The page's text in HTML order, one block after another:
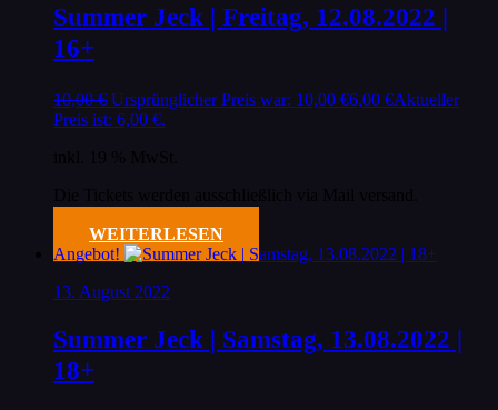
Summer Jeck | Freitag, 12.08.2022 |
16+
10,00€ Ursprünglicher Preis war: 10,00 €6,00 €Aktueller
Preis ist: 6,00 €.
WEITERLESEN
Angebot!
13. August 2022
Summer Jeck | Samstag, 13.08.2022 |
18+